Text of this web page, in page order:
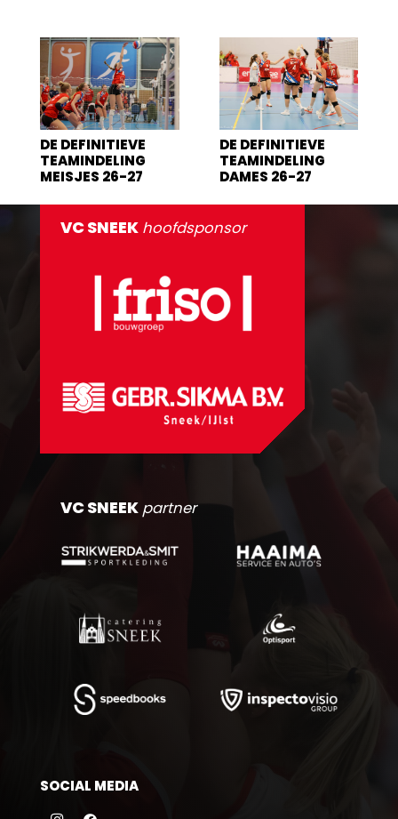
DE DEFINITIEVE
TEAMINDELING
MEISJES 26-27
DE DEFINITIEVE
TEAMINDELING
DAMES 26-27
VC SNEEK hoofdsponsor
VC SNEEK partner
SOCIAL MEDIA